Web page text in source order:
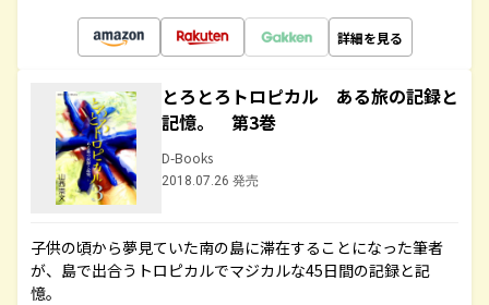
詳細を見る
とろとろトロピカル ある旅の記録と
記憶。 第3巻
D-Books
2018.07.26 発売
子供の頃から夢見ていた南の島に滞在することになった筆者
が、島で出合うトロピカルでマジカルな45日間の記録と記
憶。